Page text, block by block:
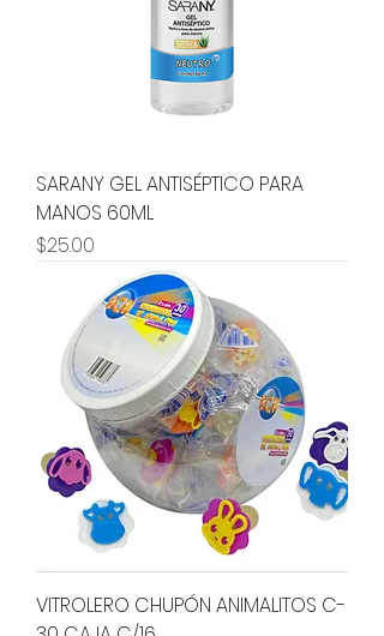
SARANY GEL ANTISÉPTICO PARA
MANOS 60ML
Precio
$25.00
VITROLERO CHUPÓN ANIMALITOS C-